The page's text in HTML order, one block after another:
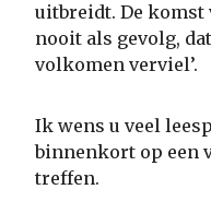
uitbreidt. De komst
nooit als gevolg,
volkomen verviel’.
Ik wens u veel
binnenkort op een
treffen.